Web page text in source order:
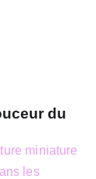
du
miniature
les